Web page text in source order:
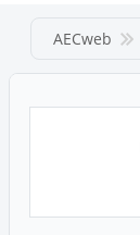
AECweb